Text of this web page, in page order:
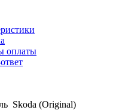
оплаты
Skoda (Original)